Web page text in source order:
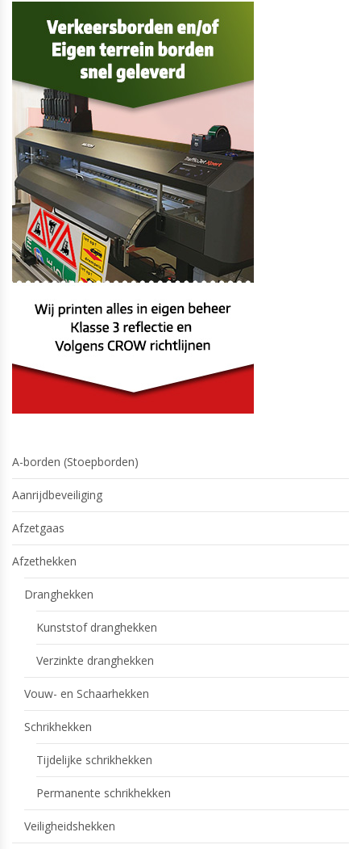
A-borden (Stoepborden)
Aanrijdbeveiliging
Afzetgaas
Afzethekken
Dranghekken
Kunststof dranghekken
Verzinkte dranghekken
Vouw- en Schaarhekken
Schrikhekken
Tijdelijke schrikhekken
Permanente schrikhekken
Veiligheidshekken